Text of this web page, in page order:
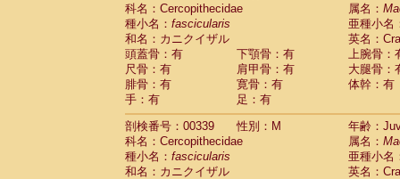
科名：Cercopithecidae
属名：
種小名： fascicularis
亜種小名
和名：カニクイザル
英名：
頭蓋骨：有
下顎骨：有
上腕骨：
尺骨：有
肩甲骨：有
大腿骨：
腓骨：有
寛骨：有
体幹：有
手：有
足：有
剖検番号：00339
性別：M
年齢：
科名：Cercopithecidae
属名：
種小名： fascicularis
亜種小名
和名：カニクイザル
英名：